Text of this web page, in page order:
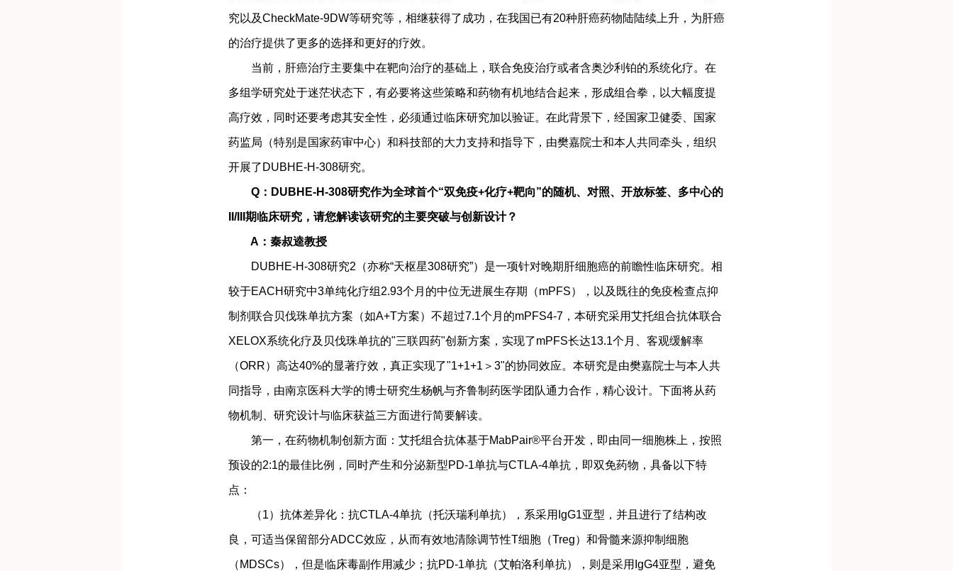
究以及CheckMate-9DW等研究等，相继获得了成功，在我国已有20种肝癌药物陆陆续上升，为肝癌
的治疗提供了更多的选择和更好的疗效。
当前，肝癌治疗主要集中在靶向治疗的基础上，联合免疫治疗或者含奥沙利铂的系统化疗。在
多组学研究处于迷茫状态下，有必要将这些策略和药物有机地结合起来，形成组合拳，以大幅度提
高疗效，同时还要考虑其安全性，必须通过临床研究加以验证。在此背景下，经国家卫健委、国家
药监局（特别是国家药审中心）和科技部的大力支持和指导下，由樊嘉院士和本人共同牵头，组织
开展了DUBHE-H-308研究。
Q：DUBHE-H-308研究作为全球首个“双免疫+化疗+靶向”的随机、对照、开放标签、多中心的
II/III期临床研究，请您解读该研究的主要突破与创新设计？
A：秦叔逵教授
DUBHE-H-308研究2（亦称“天枢星308研究”）是一项针对晚期肝细胞癌的前瞻性临床研究。相
较于EACH研究中3单纯化疗组2.93个月的中位无进展生存期（mPFS），以及既往的免疫检查点抑
制剂联合贝伐珠单抗方案（如A+T方案）不超过7.1个月的mPFS4-7，本研究采用艾托组合抗体联合
XELOX系统化疗及贝伐珠单抗的"三联四药"创新方案，实现了mPFS长达13.1个月、客观缓解率
（ORR）高达40%的显著疗效，真正实现了"1+1+1＞3"的协同效应。本研究是由樊嘉院士与本人共
同指导，由南京医科大学的博士研究生杨帆与齐鲁制药医学团队通力合作，精心设计。下面将从药
物机制、研究设计与临床获益三方面进行简要解读。
第一，在药物机制创新方面：艾托组合抗体基于MabPair®平台开发，即由同一细胞株上，按照
预设的2:1的最佳比例，同时产生和分泌新型PD-1单抗与CTLA-4单抗，即双免药物，具备以下特
点：
（1）抗体差异化：抗CTLA-4单抗（托沃瑞利单抗），系采用IgG1亚型，并且进行了结构改
良，可适当保留部分ADCC效应，从而有效地清除调节性T细胞（Treg）和骨髓来源抑制细胞
（MDSCs），但是临床毒副作用减少；抗PD-1单抗（艾帕洛利单抗），则是采用IgG4亚型，避免